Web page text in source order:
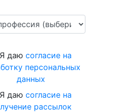
даю согласие на
персональных
данных
даю согласие на
рассылок